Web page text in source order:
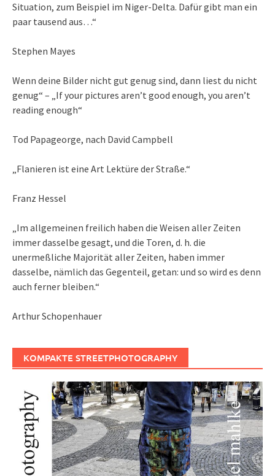
Situation, zum Beispiel im Niger-Delta. Dafür gibt man ein
paar tausend aus…“
Stephen Mayes
Wenn deine Bilder nicht gut genug sind, dann liest du nicht
genug“ – „If your pictures aren’t good enough, you aren’t
reading enough“
Tod Papageorge, nach David Campbell
„Flanieren ist eine Art Lektüre der Straße.“
Franz Hessel
„Im allgemeinen freilich haben die Weisen aller Zeiten
immer dasselbe gesagt, und die Toren, d. h. die
unermeßliche Majorität aller Zeiten, haben immer
dasselbe, nämlich das Gegenteil, getan: und so wird es denn
auch ferner bleiben.“
Arthur Schopenhauer
KOMPAKTE STREETPHOTOGRAPHY